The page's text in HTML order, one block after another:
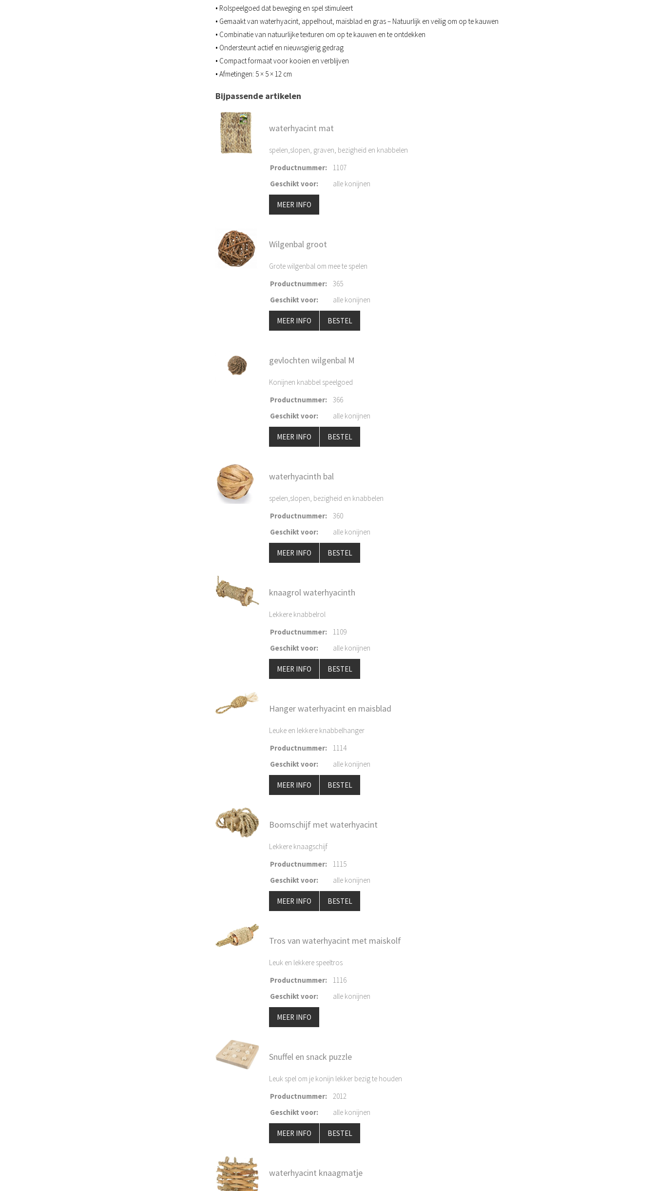
• Rolspeelgoed dat beweging en spel stimuleert
• Gemaakt van waterhyacint, appelhout, maïsblad en gras – Natuurlijk en veilig om op te kauwen
• Combinatie van natuurlijke texturen om op te kauwen en te ontdekken
• Ondersteunt actief en nieuwsgierig gedrag
• Compact formaat voor kooien en verblijven
• Afmetingen: 5 × 5 × 12 cm
Bijpassende artikelen
waterhyacint mat
spelen,slopen, graven, bezigheid en knabbelen
Productnummer:
1107
Geschikt voor: alle konijnen
MEER INFO
Wilgenbal groot
Grote wilgenbal om mee te spelen
Productnummer:
365
Geschikt voor: alle konijnen
MEER INFO BESTEL
gevlochten wilgenbal M
Konijnen knabbel speelgoed
Productnummer:
366
Geschikt voor: alle konijnen
MEER INFO BESTEL
waterhyacinth bal
spelen,slopen, bezigheid en knabbelen
Productnummer:
360
Geschikt voor: alle konijnen
MEER INFO BESTEL
knaagrol waterhyacinth
Lekkere knabbelrol
Productnummer:
1109
Geschikt voor: alle konijnen
MEER INFO BESTEL
Hanger waterhyacint en maisblad
Leuke en lekkere knabbelhanger
Productnummer:
1114
Geschikt voor: alle konijnen
MEER INFO BESTEL
Boomschijf met waterhyacint
Lekkere knaagschijf
Productnummer:
1115
Geschikt voor: alle konijnen
MEER INFO BESTEL
Tros van waterhyacint met maiskolf
Leuk en lekkere speeltros
Productnummer:
1116
Geschikt voor: alle konijnen
MEER INFO
Snuffel en snack puzzle
Leuk spel om je konijn lekker bezig te houden
Productnummer:
2012
Geschikt voor: alle konijnen
MEER INFO BESTEL
waterhyacint knaagmatje